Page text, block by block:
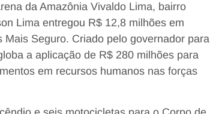
da Amazônia Vivaldo Lima, bairro
Lima entregou R$ 12,8 milhões em
Seguro. Criado pelo governador para
a aplicação de R$ 280 milhões para
em recursos humanos nas forças